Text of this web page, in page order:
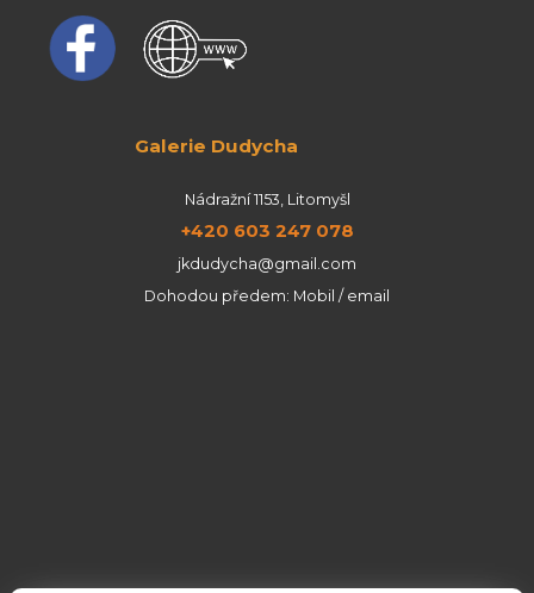
Galerie Dudycha
Nádražní 1153, Litomyšl
+420 603 247 078
jkdudycha@gmail.com
Dohodou předem: Mobil / email